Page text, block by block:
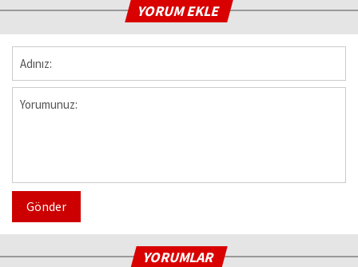
YORUM EKLE
Gönder
YORUMLAR